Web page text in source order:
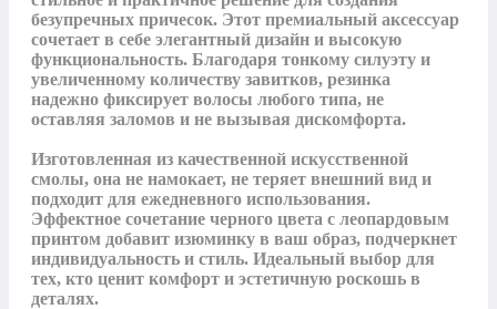
безупречных причесок. Этот премиальный аксессуар
сочетает в себе элегантный дизайн и высокую
функциональность. Благодаря тонкому силуэту и
увеличенному количеству завитков, резинка
надежно фиксирует волосы любого типа, не
оставляя заломов и не вызывая дискомфорта.
Изготовленная из качественной искусственной
смолы, она не намокает, не теряет внешний вид и
подходит для ежедневного использования.
Эффектное сочетание черного цвета с леопардовым
принтом добавит изюминку в ваш образ, подчеркнет
индивидуальность и стиль. Идеальный выбор для
тех, кто ценит комфорт и эстетичную роскошь в
деталях.